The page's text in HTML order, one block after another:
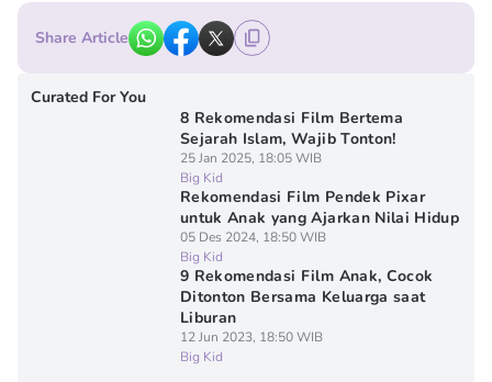
Share Article
Curated For You
8 Rekomendasi Film Bertema
Sejarah Islam, Wajib Tonton!
25 Jan 2025, 18:05 WIB
Big Kid
Rekomendasi Film Pendek Pixar
untuk Anak yang Ajarkan Nilai Hidup
05 Des 2024, 18:50 WIB
Big Kid
9 Rekomendasi Film Anak, Cocok
Ditonton Bersama Keluarga saat
Liburan
12 Jun 2023, 18:50 WIB
Big Kid